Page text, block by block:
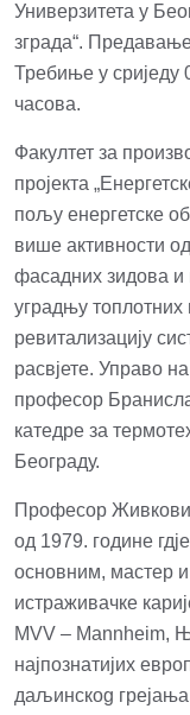
Универзитета у
зграда“.
Требиње у сриједу
часова.
Факултет за
пројекта
пољу енергетске
више активности
фасадних зидова и
уградњу
ревитализацију
расвјете. Управо
професор
катедре за
Београду.
Професор
од 1979. године
основним, мастер и
истраживачке
MVV – Mannheim,
најпознатијих
даљинскоg